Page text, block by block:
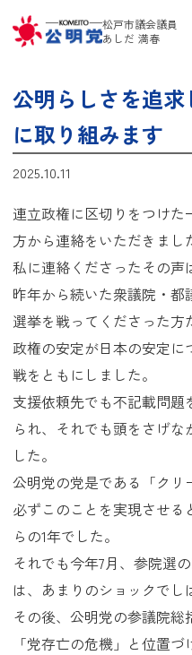
松戸市議会議員
あしだ 満春
公明らしさを追
に取り組みます
2025.10.11
連立政権に区切りをつけた
方から連絡をいただきまし
私に連絡くださったその声
昨年から続いた衆議院・
選挙を戦ってくださった方
政権の安定が日本の安定
戦をともにしました。
支援依頼先でも不記載問
られ、それでも頭をさげ
した。
公明党の党是である「クリ
必ずこのことを実現させ
らの1年でした。
それでも今年7月、参院選
は、あまりのショックでし
その後、公明党の参議院総
「党存亡の危機」と位置づ